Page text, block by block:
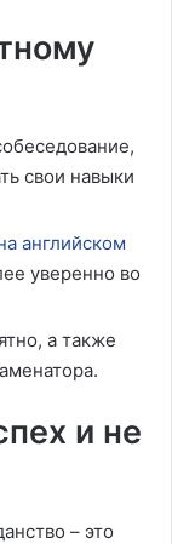
свои навыки
английском
уверенно во
а также
и не
– это